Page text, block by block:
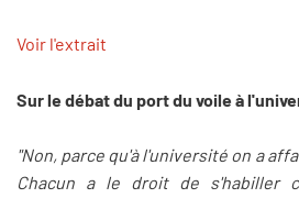
Voir l'extrait
Sur le débat du port du voile à
"Non, parce qu'à l'université on a
Chacun a le droit de s'habiller